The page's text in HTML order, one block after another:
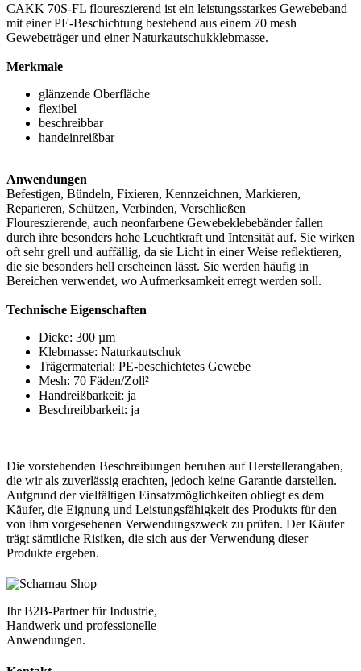
CAKK 70S-FL floureszierend ist ein leistungsstarkes Gewebeband
mit einer PE-Beschichtung bestehend aus einem 70 mesh
Gewebeträger und einer Naturkautschukklebmasse.
Merkmale
glänzende Oberfläche
flexibel
beschreibbar
handeinreißbar
Anwendungen
Befestigen, Bündeln, Fixieren, Kennzeichnen, Markieren,
Reparieren, Schützen, Verbinden, Verschließen
Floureszierende, auch neonfarbene Gewebeklebebänder fallen
durch ihre besonders hohe Leuchtkraft und Intensität auf. Sie wirken
oft sehr grell und auffällig, da sie Licht in einer Weise reflektieren,
die sie besonders hell erscheinen lässt. Sie werden häufig in
Bereichen verwendet, wo Aufmerksamkeit erregt werden soll.
Technische Eigenschaften
Dicke: 300 µm
Klebmasse: Naturkautschuk
Trägermaterial: PE-beschichtetes Gewebe
Mesh: 70 Fäden/Zoll²
Handreißbarkeit: ja
Beschreibbarkeit: ja
Die vorstehenden Beschreibungen beruhen auf Herstellerangaben,
die wir als zuverlässig erachten, jedoch keine Garantie darstellen.
Aufgrund der vielfältigen Einsatzmöglichkeiten obliegt es dem
Käufer, die Eignung und Leistungsfähigkeit des Produkts für den
von ihm vorgesehenen Verwendungszweck zu prüfen. Der Käufer
trägt sämtliche Risiken, die sich aus der Verwendung dieser
Produkte ergeben.
Ihr B2B-Partner für Industrie,
Handwerk und professionelle
Anwendungen.